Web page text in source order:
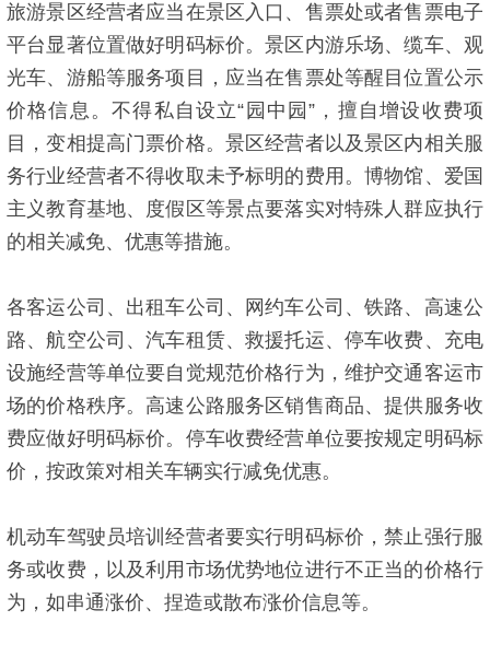
旅游景区经营者应当在景区入口、售票处或者售票电子
平台显著位置做好明码标价。景区内游乐场、缆车、观
光车、游船等服务项目，应当在售票处等醒目位置公示
价格信息。不得私自设立“园中园”，擅自增设收费项
目，变相提高门票价格。景区经营者以及景区内相关服
务行业经营者不得收取未予标明的费用。博物馆、爱国
主义教育基地、度假区等景点要落实对特殊人群应执行
的相关减免、优惠等措施。
各客运公司、出租车公司、网约车公司、铁路、高速公
路、航空公司、汽车租赁、救援托运、停车收费、充电
设施经营等单位要自觉规范价格行为，维护交通客运市
场的价格秩序。高速公路服务区销售商品、提供服务收
费应做好明码标价。停车收费经营单位要按规定明码标
价，按政策对相关车辆实行减免优惠。
机动车驾驶员培训经营者要实行明码标价，禁止强行服
务或收费，以及利用市场优势地位进行不正当的价格行
为，如串通涨价、捏造或散布涨价信息等。